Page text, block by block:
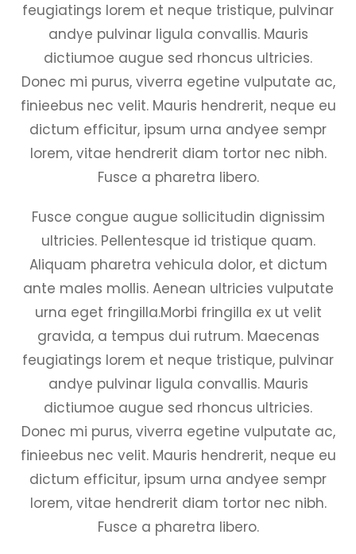
feugiatings lorem et neque tristique, pulvinar
andye pulvinar ligula convallis. Mauris
dictiumoe augue sed rhoncus ultricies.
Donec mi purus, viverra egetine vulputate ac,
finieebus nec velit. Mauris hendrerit, neque eu
dictum efficitur, ipsum urna andyee sempr
lorem, vitae hendrerit diam tortor nec nibh.
Fusce a pharetra libero.
Fusce congue augue sollicitudin dignissim
ultricies. Pellentesque id tristique quam.
Aliquam pharetra vehicula dolor, et dictum
ante males mollis. Aenean ultricies vulputate
urna eget fringilla.Morbi fringilla ex ut velit
gravida, a tempus dui rutrum. Maecenas
feugiatings lorem et neque tristique, pulvinar
andye pulvinar ligula convallis. Mauris
dictiumoe augue sed rhoncus ultricies.
Donec mi purus, viverra egetine vulputate ac,
finieebus nec velit. Mauris hendrerit, neque eu
dictum efficitur, ipsum urna andyee sempr
lorem, vitae hendrerit diam tortor nec nibh.
Fusce a pharetra libero.